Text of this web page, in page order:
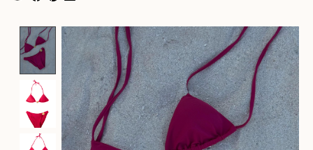
Product image slideshow Items